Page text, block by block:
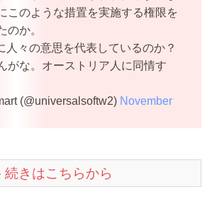
このような措置を実施する権限を
のか。
人々の意思を代表しているのか？
がな。オーストリア人に同情す
(@universalsoftw2) November
続きはこちらから